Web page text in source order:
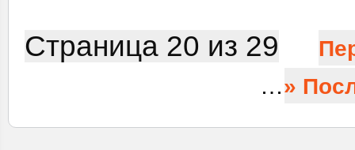
Страница 20 из 29
…»